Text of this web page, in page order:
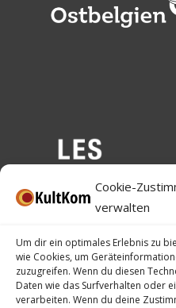
Cookie-
verwalten
Um dir ein optimales Erlebnis zu
wie Cookies, um
zuzugreifen. Wenn du diesen
Daten wie das Surfverhalten oder
verarbeiten. Wenn du deine